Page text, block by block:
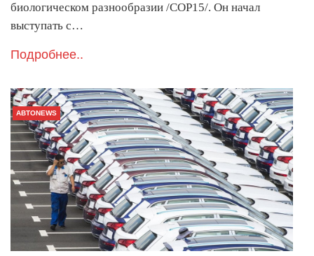
биологическом разнообразии /COP15/. Он начал
выступать с…
Подробнее..
АВТОNEWS